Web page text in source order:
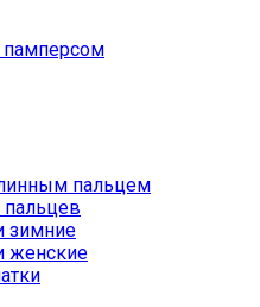
пальцем
пальцев
зимние
женские